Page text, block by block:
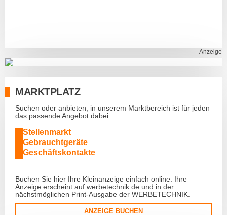
Anzeige
MARKTPLATZ
Suchen oder anbieten, in unserem Marktbereich ist für jeden
das passende Angebot dabei.
Stellenmarkt
Gebrauchtgeräte
Geschäftskontakte
Buchen Sie hier Ihre Kleinanzeige einfach online. Ihre
Anzeige erscheint auf werbetechnik.de und in der
nächstmöglichen Print-Ausgabe der WERBETECHNIK.
ANZEIGE BUCHEN